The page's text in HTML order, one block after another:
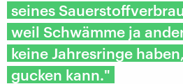
seines
weil Schwämme ja
keine Jahresringe
gucken kann."